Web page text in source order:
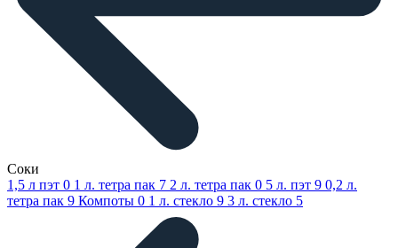
Соки
1,5 л пэт 0 1 л. тетра пак 7 2 л. тетра пак 0 5 л. пэт 9 0,2 л.
тетра пак 9 Компоты 0 1 л. стекло 9 3 л. стекло 5